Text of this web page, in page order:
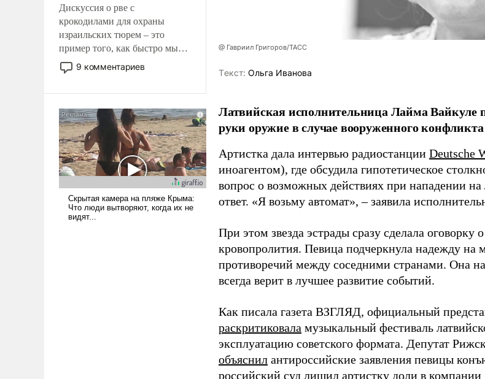
Дискуссия о рве с
крокодилами для охраны
израильских тюрем – это
пример того, как быстро мы
двигаемся по пути
революционных изменений.
псевдонаучной фантастики,
стало всерьез обсуждаемой
идеей.
9 комментариев
@ Гавриил Григоров/ТАСС
Tекст: Ольга Иванова
Латвийская исполнительница Лайма Вайкуле
руки оружие в случае вооруженного
Артистка дала интервью радиостанции Deutsche
иноагентом), где обсудила гипотетическое
вопрос о возможных действиях при нападении
ответ. «Я возьму автомат», – заявила
При этом звезда эстрады сразу сделала оговорку
кровопролития. Певица подчеркнула надежду
противоречий между соседними странами. Она
всегда верит в лучшее развитие событий.
Как писала газета ВЗГЛЯД, официальный
раскритиковала музыкальный фестиваль
эксплуатацию советского формата. Депутат
объяснил антироссийские заявления певицы
российский суд лишил артистку доли в